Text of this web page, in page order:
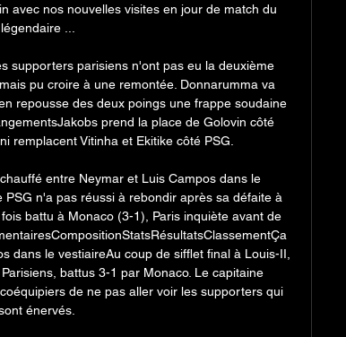
avec nos nouvelles visites en jour de match du
légendaire ...
supporters parisiens n'ont pas eu la deuxième
pu croire à une remontée. Donnarumma va
repousse des deux poings une frappe soudaine
prend la place de Golovin côté
remplacent Vitinha et Ekitike côté PSG.
entre Neymar et Luis Campos dans le
n'a pas réussi à rebondir après sa défaite à
battu à Monaco (3-1), Paris inquiète avant de
dans le vestiaireAu coup de sifflet final à Louis-II,
battus 3-1 par Monaco. Le capitaine
de ne pas aller voir les supporters qui
énervés.